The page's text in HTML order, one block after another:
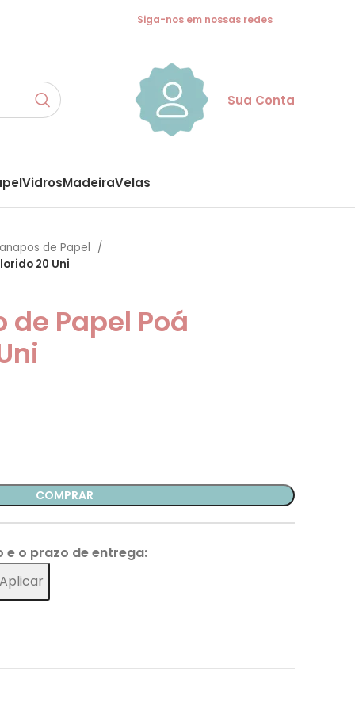
Siga-nos em nossas redes
Sua Conta
VidrosMadeiraVelas
de Papel
20 Uni
Papel Poá
COMPRAR
e o prazo de entrega:
Aplicar